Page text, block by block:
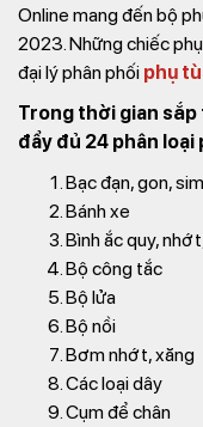
Online mang đến bộ
2023. Những chiếc
đại lý phân phối phụ
Trong thời gian sắp
đẩy đủ 24 phân loại
Bạc đạn, gon,
Bánh xe
Bình ắc quy,
Bộ công tắc
Bộ lửa
Bộ nồi
Bơm nhớt, xăng
Các loại dây
Cụm để chân